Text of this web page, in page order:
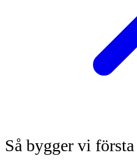
Så bygger vi första